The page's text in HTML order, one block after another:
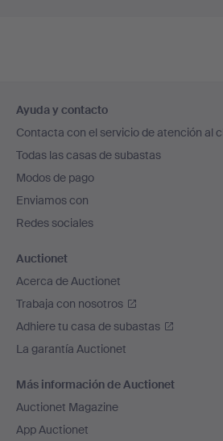
en
el
pie
de
página
Ayuda y contacto
Contacta con el servicio de atención al
Todas las casas de subastas
Modos de pago
Enviamos con
Redes sociales
Auctionet
Acerca de Auctionet
Trabaja con nosotros
Adhiere tu casa de subastas
La garantía Auctionet
Más información de Auctionet
Auctionet Magazine
App Auctionet